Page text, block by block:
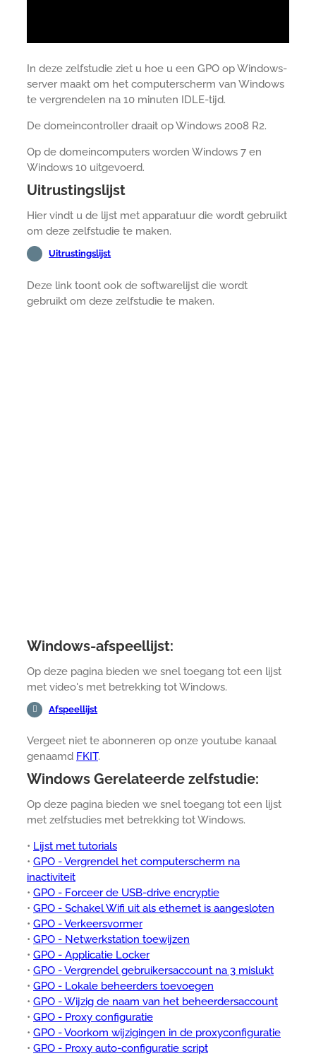
In deze zelfstudie ziet u hoe u een GPO op Windows-
server maakt om het computerscherm van Windows
te vergrendelen na 10 minuten IDLE-tijd.
De domeincontroller draait op Windows 2008 R2.
Op de domeincomputers worden Windows 7 en
Windows 10 uitgevoerd.
Uitrustingslijst
Hier vindt u de lijst met apparatuur die wordt gebruikt
om deze zelfstudie te maken.
Uitrustingslijst
Deze link toont ook de softwarelijst die wordt
gebruikt om deze zelfstudie te maken.
Windows-afspeellijst:
Op deze pagina bieden we snel toegang tot een lijst
met video's met betrekking tot Windows.
Afspeellijst
Vergeet niet te abonneren op onze youtube kanaal
genaamd FKIT.
Windows Gerelateerde zelfstudie:
Op deze pagina bieden we snel toegang tot een lijst
met zelfstudies met betrekking tot Windows.
• Lijst met tutorials
• GPO - Vergrendel het computerscherm na
inactiviteit
• GPO - Forceer de USB-drive encryptie
• GPO - Schakel Wifi uit als ethernet is aangesloten
• GPO - Verkeersvormer
• GPO - Netwerkstation toewijzen
• GPO - Applicatie Locker
• GPO - Vergrendel gebruikersaccount na 3 mislukt
• GPO - Lokale beheerders toevoegen
• GPO - Wijzig de naam van het beheerdersaccount
• GPO - Proxy configuratie
• GPO - Voorkom wijzigingen in de proxyconfiguratie
• GPO - Proxy auto-configuratie script